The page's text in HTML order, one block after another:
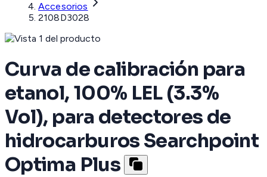
Accesorios
2108D3028
Curva de calibración para
etanol, 100% LEL (3.3%
Vol), para detectores de
hidrocarburos Searchpoint
Optima Plus